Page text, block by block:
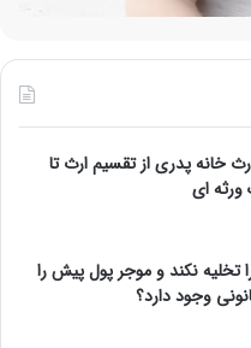
سهم الارث خانه پدری از تقسیم ارث تا
ورثه ای
تخلیه نکند و موجر پول پیش را
وجود دارد؟